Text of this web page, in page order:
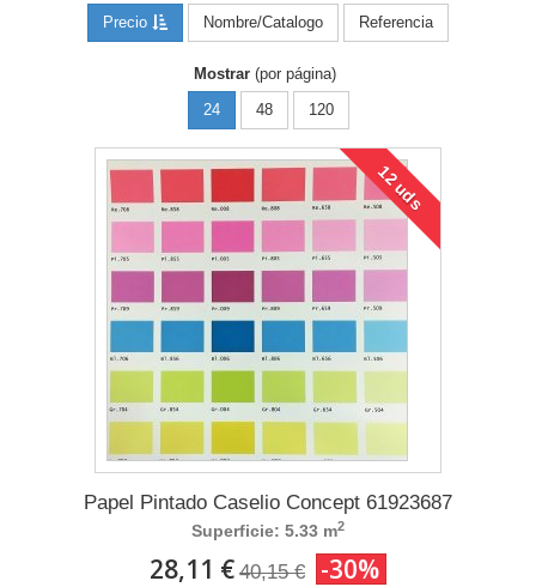
Precio
Nombre/Catalogo Referencia
Mostrar (por página)
24
48 120
12 uds
Papel Pintado Caselio Concept 61923687
Superficie: 5.33 m2
28,11 € 40,15 € -30%